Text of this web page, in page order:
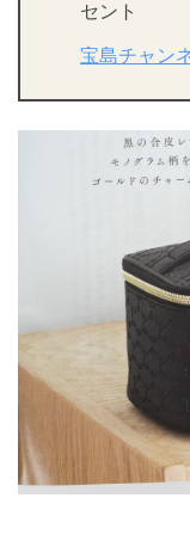
セント
宝島チャン